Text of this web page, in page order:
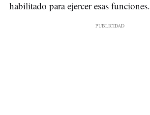
habilitado para ejercer esas funciones.